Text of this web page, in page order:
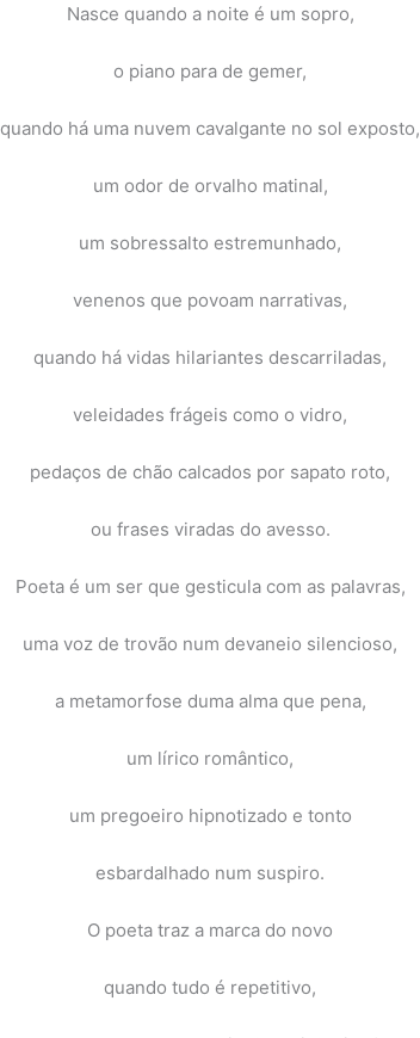
Nasce quando a noite é um sopro,
o piano para de gemer,
quando há uma nuvem cavalgante no sol exposto,
um odor de orvalho matinal,
um sobressalto estremunhado,
venenos que povoam narrativas,
quando há vidas hilariantes descarriladas,
veleidades frágeis como o vidro,
pedaços de chão calcados por sapato roto,
ou frases viradas do avesso.
Poeta é um ser que gesticula com as palavras,
uma voz de trovão num devaneio silencioso,
a metamorfose duma alma que pena,
um lírico romântico,
um pregoeiro hipnotizado e tonto
esbardalhado num suspiro.
O poeta traz a marca do novo
quando tudo é repetitivo,